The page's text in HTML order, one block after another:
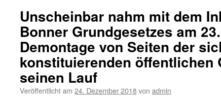
Unscheinbar nahm mit dem
Bonner Grundgesetzes am
Demontage von Seiten der
konstituierenden öffentlichen
seinen Lauf
Veröffentlicht am 24. Dezember 2018von admin